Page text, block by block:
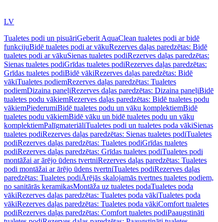
LV
Tualetes podi un pisuāriGeberit AquaClean tualetes podi ar bidē
funkcijuBidē tualetes podi ar vākuRezerves daļas paredzētas: Bidē
tualetes podi ar vākuSienas tualetes podiRezerves daļas paredzētas:
Sienas tualetes podiGrīdas tualetes podiRezerves daļas paredzētas:
Grīdas tualetes podiBidē vākiRezerves daļas paredzētas: Bidē
vākiTualetes podiemRezerves daļas paredzētas: Tualetes
podiemDizaina paneļiRezerves daļas paredzētas: Dizaina paneļiBidē
tualetes podu vākiemRezerves daļas paredzētas: Bidē tualetes podu
vākiemPiederumiBidē tualetes podu un vāku komplektiemBidē
tualetes podu vākiemBidē vāku un bidē tualetes podu un vāku
komplektiemPalīgmateriāliTualetes podi un tualetes poda vākiSienas
tualetes podiRezerves daļas paredzētas: Sienas tualetes podiTualetes
podiRezerves daļas paredzētas: Tualetes podiGrīdas tualetes
podiRezerves daļas paredzētas: Grīdas tualetes podiTualetes podi
montāžai ar ārējo ūdens tvertniRezerves daļas paredzētas: Tualetes
podi montāžai ar ārējo ūdens tvertniTualetes podiRezerves daļas
paredzētas: Tualetes podiĀrējās skalojamās tvertnes tualetes podiem,
no sanitārās keramikasMontāža uz tualetes podaTualetes poda
vākiRezerves daļas paredzētas: Tualetes poda vākiTualetes poda
vākiRezerves daļas paredzētas: Tualetes poda vākiComfort tualetes
podiRezerves daļas paredzētas: Comfort tualetes podiPaaugstināti